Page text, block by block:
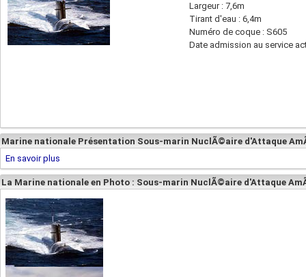
Largeur : 7,6m
Tirant d'eau : 6,4m
Numéro de coque : S605
Date admission au service
Marine nationale Présentation Sous-marin NuclÃ©aire d'Attaque
En savoir plus
La Marine nationale en Photo : Sous-marin NuclÃ©aire d'Attaque